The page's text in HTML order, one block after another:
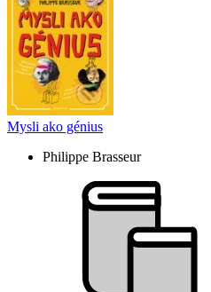
Mysli ako génius
Philippe Brasseur